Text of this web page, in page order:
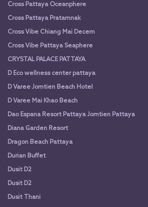
Cross Pattaya Oceanphere
Cross Pattaya Pratamnak
Cross Vibe Chiang Mai Decem
Cross Vibe Pattaya Seaphere
CRYSTAL PALACE PATTAYA
D Eco wellness center pattaya
D Varee Jomtien Beach Hotel
D Varee Mai Khao Beach
Dao Espana Resort Pattaya Jomtien Pattaya
Diana Garden Resort
Dragon Beach Pattaya
Durian Buffet
Dusit D2
Dusit D2
Dusit Thani